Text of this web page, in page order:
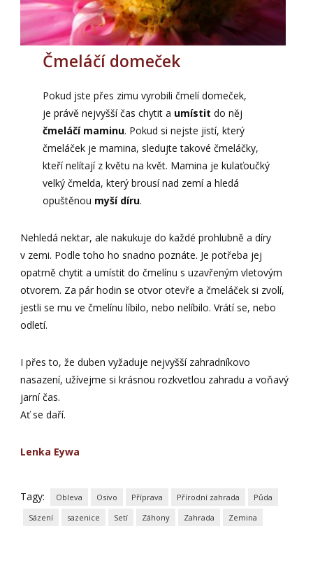
Čmeláčí domeček
Pokud jste přes zimu vyrobili čmelí domeček,
je právě nejvyšší čas chytit a umístit do něj
čmeláčí maminu. Pokud si nejste jistí, který
čmeláček je mamina, sledujte takové čmeláčky,
kteří nelítají z květu na květ. Mamina je kulaťoučký
velký čmelda, který brousí nad zemí a hledá
opuštěnou myší díru.
Nehledá nektar, ale nakukuje do každé prohlubně a díry
v zemi. Podle toho ho snadno poznáte. Je potřeba jej
opatrně chytit a umístit do čmelínu s uzavřeným vletovým
otvorem. Za pár hodin se otvor otevře a čmeláček si zvolí,
jestli se mu ve čmelínu líbilo, nebo nelíbilo. Vrátí se, nebo
odletí.
I přes to, že duben vyžaduje nejvyšší zahradníkovo
nasazení, užívejme si krásnou rozkvetlou zahradu a voňavý
jarní čas.
Ať se daří.
Lenka Eywa
Tagy: Obleva Osivo Příprava Přírodní zahrada
Půda
Sázení
sazenice Setí Záhony Zahrada Zemina